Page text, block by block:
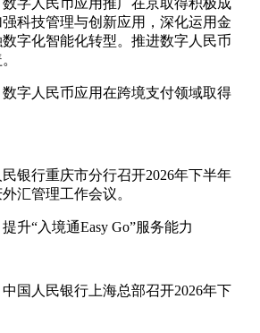
科技管理与创新应用，深化运用金
字化智能化转型。推进数字人民币
字人民币应用在跨境支付领域取得
银行重庆市分行召开2026年下半年
汇管理工作会议。
升“入境通Easy Go”服务能力
中国人民银行上海总部召开2026年下